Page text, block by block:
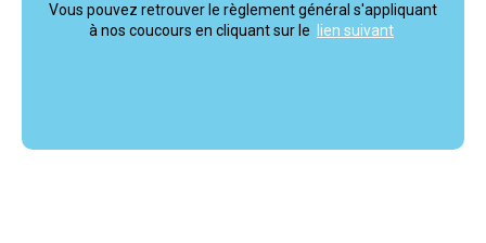
Vous pouvez retrouver le règlement général s'appliquant
à nos coucours en cliquant sur le
lien suivant